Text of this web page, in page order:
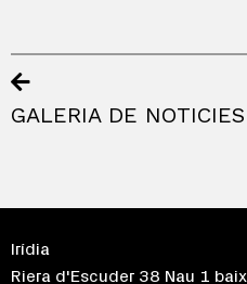
GALERIA DE NOTICIES
Irídia
Riera d'Escuder 38 Nau 1